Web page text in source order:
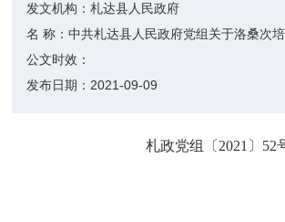
发文机构：札达县人民政府
名 称：中共札达县人民政府党组关于洛桑次培等21名同志职级
公文时效：
发布日期： 2021-09-09
札政党组〔 2021〕52